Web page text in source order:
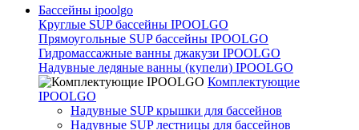
Бассейны ipoolgo
Круглые SUP бассейны IPOOLGO
Прямоугольные SUP бассейны IPOOLGO
Гидромассажные ванны джакузи IPOOLGO
Надувные ледяные ванны (купели) IPOOLGO
Комплектующие
IPOOLGO
Надувные SUP крышки для бассейнов
Надувные SUP лестницы для бассейнов